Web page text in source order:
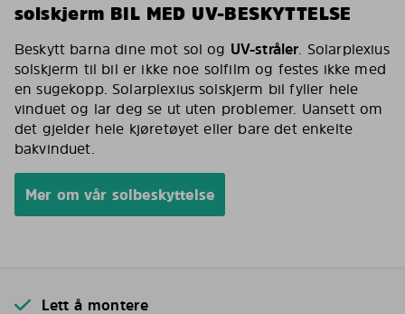
solskjerm BIL MED UV-BESKYTTELSE
Beskytt barna dine mot sol og UV-stråler. Solarplexius
solskjerm til bil er ikke noe solfilm og festes ikke med
en sugekopp. Solarplexius solskjerm bil fyller hele
vinduet og lar deg se ut uten problemer. Uansett om
det gjelder hele kjøretøyet eller bare det enkelte
bakvinduet.
Mer om vår solbeskyttelse
Lett å montere